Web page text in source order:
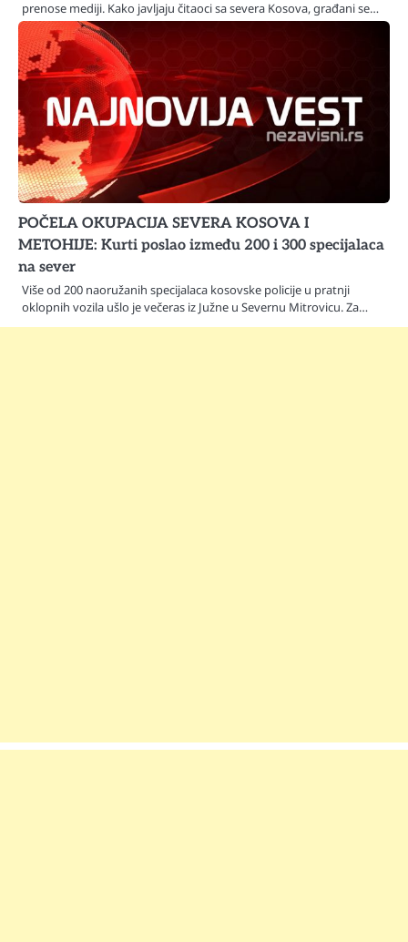
prenose mediji. Kako javljaju čitaoci sa severa Kosova, građani se…
POČELA OKUPACIJA SEVERA KOSOVA I
METOHIJE: Kurti poslao između 200 i 300 specijalaca
na sever
Više od 200 naoružanih specijalaca kosovske policije u pratnji
oklopnih vozila ušlo je večeras iz Južne u Severnu Mitrovicu. Za…